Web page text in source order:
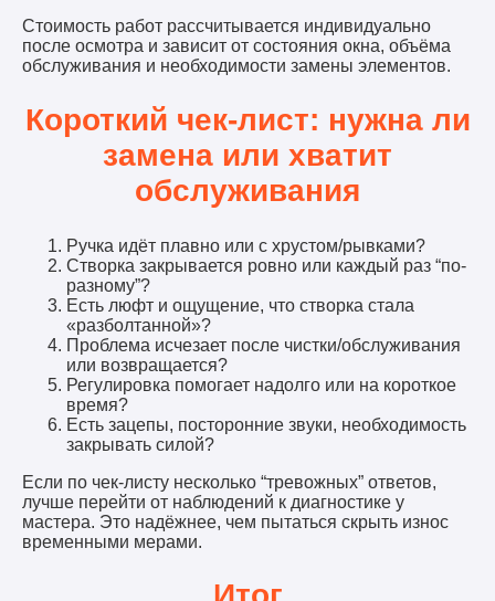
Стоимость работ рассчитывается индивидуально
после осмотра и зависит от состояния окна, объёма
обслуживания и необходимости замены элементов.
Короткий чек-лист: нужна ли
замена или хватит
обслуживания
Ручка идёт плавно или с хрустом/рывками?
Створка закрывается ровно или каждый раз “по-
разному”?
Есть люфт и ощущение, что створка стала
«разболтанной»?
Проблема исчезает после чистки/обслуживания
или возвращается?
Регулировка помогает надолго или на короткое
время?
Есть зацепы, посторонние звуки, необходимость
закрывать силой?
Если по чек-листу несколько “тревожных” ответов,
лучше перейти от наблюдений к диагностике у
мастера. Это надёжнее, чем пытаться скрыть износ
временными мерами.